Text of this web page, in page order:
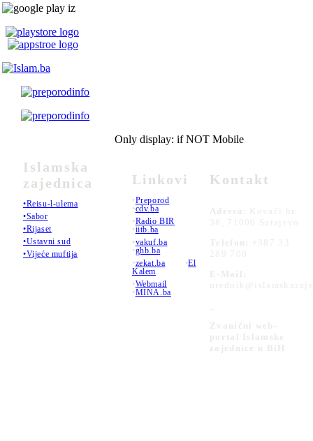
Islamska
zajednica
•Reisu-l-ulema
•Sabor
•Rijaset
•Ustavni sud
•Vijeće muftija
Only display: if NOT Mobile
Linkovi
•Preporod
•cdv.ba
•Radio BIR
•iitb.ba
•vakuf.ba
•ghb.ba
•zekat.ba •El
Kalem
•Webmail
•MINA.ba
Kontakt
Adresa:
Kovači br.
36, 71000 Sarajevo
Telefon:
+387 33
289 700
E-Mail:
Zvanični web-
portal Islamske
zajednice u BiH